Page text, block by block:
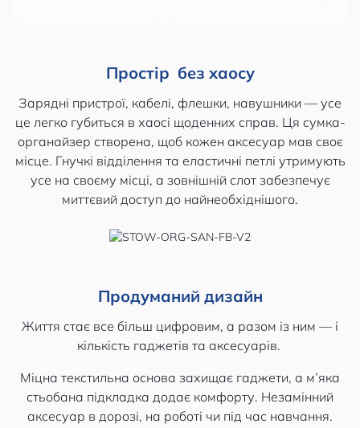
Простір без хаосу
Зарядні пристрої, кабелі, флешки, навушники — усе
це легко губиться в хаосі щоденних справ. Ця сумка-
органайзер створена, щоб кожен аксесуар мав своє
місце. Гнучкі відділення та еластичні петлі утримують
усе на своєму місці, а зовнішній слот забезпечує
миттєвий доступ до найнеобхіднішого.
Продуманий дизайн
Життя стає все більш цифровим, а разом із ним — і
кількість гаджетів та аксесуарів.
Міцна текстильна основа захищає гаджети, а м’яка
стьобана підкладка додає комфорту. Незамінний
аксесуар в дорозі, на роботі чи під час навчання.